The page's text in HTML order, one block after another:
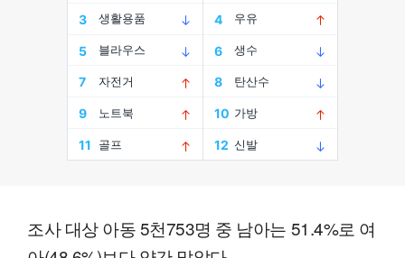
조사 대상 아동 5천753명 중 남아는 51.4%로 여